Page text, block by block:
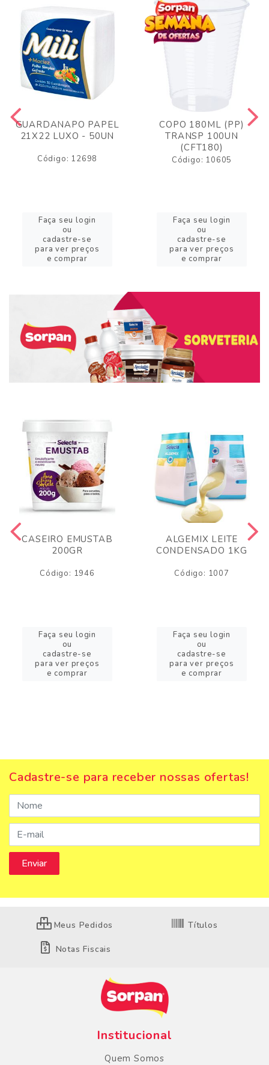
GUARDANAPO PAPEL
21X22 LUXO - 50UN
Código: 12698
Faça seu login
ou
cadastre-se
para ver preços
e comprar
COPO 180ML (PP)
TRANSP 100UN
(CFT180)
Código: 10605
Faça seu login
ou
cadastre-se
para ver preços
e comprar
CASEIRO EMUSTAB
200GR
Código: 1946
Faça seu login
ou
cadastre-se
para ver preços
e comprar
ALGEMIX LEITE
CONDENSADO 1KG
Código: 1007
Faça seu login
ou
cadastre-se
para ver preços
e comprar
Cadastre-se para receber nossas ofertas!
Meus Pedidos Títulos
Notas Fiscais
Institucional
Quem Somos